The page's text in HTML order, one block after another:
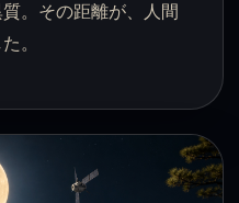
。その距離が、人間
。